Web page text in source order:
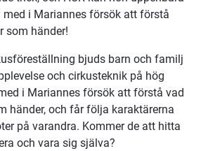
med i Mariannes försök att förstå
som händer!
bjuds barn och familj
och cirkusteknik på hög
i Mariannes försök att förstå vad
händer, och får följa karaktärerna
på varandra. Kommer de att hitta
och vara sig själva?